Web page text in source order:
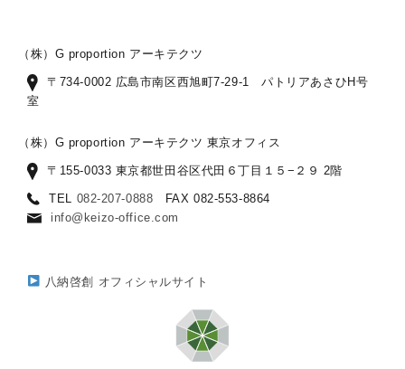
（株）G proportion アーキテクツ
〒734-0002 広島市南区西旭町7-29-1 パトリアあさひH号
室
（株）G proportion アーキテクツ 東京オフィス
〒155-0033 東京都世田谷区代田６丁目１５−２９ 2階
TEL 082-207-0888 FAX 082-553-8864
info@keizo-office.com
八納啓創 オフィシャルサイト